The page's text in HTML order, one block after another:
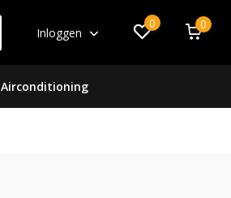
Inloggen
0 0
Airconditioning